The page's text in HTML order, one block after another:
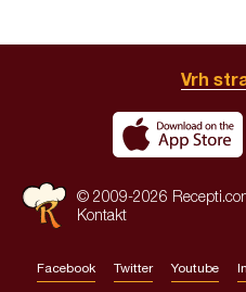
Vrh
© 2009-2026
Kontakt
Facebook Twitter Youtube